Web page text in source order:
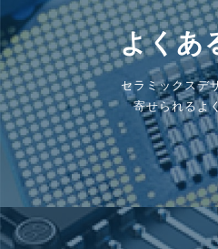
よくあ
セラミックスデ
寄せられるよ